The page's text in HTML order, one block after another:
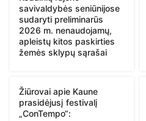
savivaldybės seniūnijose
sudaryti preliminarūs
2026 m. nenaudojamų,
apleistų kitos paskirties
žemės sklypų sąrašai
Žiūrovai apie Kaune
prasidėjusį festivalį
„ConTempo“: